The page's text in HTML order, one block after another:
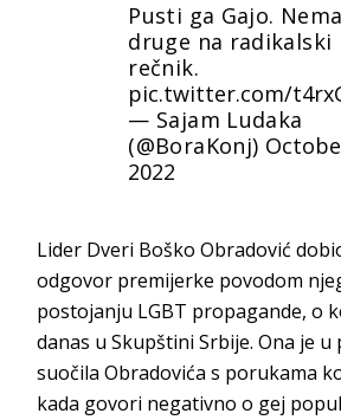
Pusti ga Gajo. Nema
druge na radikalski
rečnik.
pic.twitter.com/
— Sajam Ludaka
(@BoraKonj)
2022
Lider Dveri Boško Obradović
odgovor premijerke povodom
postojanju LGBT propagande, o
danas u Skupštini Srbije. Ona je
suočila Obradovića s porukama
kada govori negativno o gej